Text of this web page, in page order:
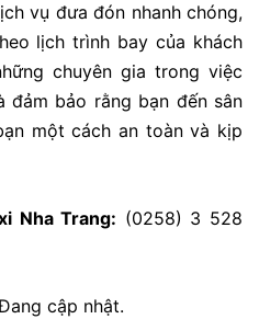
vụ đưa đón nhanh chóng,
lịch trình bay của khách
chuyên gia trong việc
bảo rằng bạn đến sân
một cách an toàn và kịp
Nha Trang: (0258) 3 528
cập nhật.